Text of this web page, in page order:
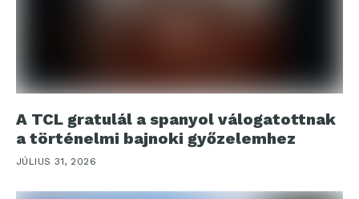
A TCL gratulál a spanyol válogatottnak
a történelmi bajnoki győzelemhez
JÚLIUS 31, 2026